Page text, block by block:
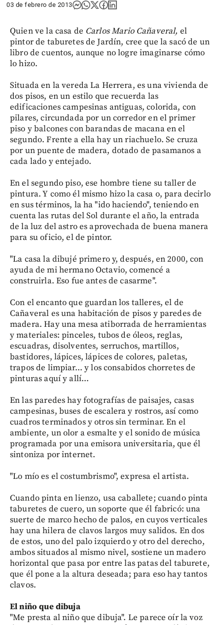
03 de febrero de 2013
Quien ve la casa de Carlos Mario Cañaveral, el
pintor de taburetes de Jardín, cree que la sacó de un
libro de cuentos, aunque no logre imaginarse cómo
lo hizo.
Situada en la vereda La Herrera, es una vivienda de
dos pisos, en un estilo que recuerda las
edificaciones campesinas antiguas, colorida, con
pilares, circundada por un corredor en el primer
piso y balcones con barandas de macana en el
segundo. Frente a ella hay un riachuelo. Se cruza
por un puente de madera, dotado de pasamanos a
cada lado y entejado.
En el segundo piso, ese hombre tiene su taller de
pintura. Y como él mismo hizo la casa o, para decirlo
en sus términos, la ha "ido haciendo", teniendo en
cuenta las rutas del Sol durante el año, la entrada
de la luz del astro es aprovechada de buena manera
para su oficio, el de pintor.
"La casa la dibujé primero y, después, en 2000, con
ayuda de mi hermano Octavio, comencé a
construirla. Eso fue antes de casarme".
Con el encanto que guardan los talleres, el de
Cañaveral es una habitación de pisos y paredes de
madera. Hay una mesa atiborrada de herramientas
y materiales: pinceles, tubos de óleos, reglas,
escuadras, disolventes, serruchos, martillos,
bastidores, lápices, lápices de colores, paletas,
trapos de limpiar... y los consabidos chorretes de
pinturas aquí y allí...
En las paredes hay fotografías de paisajes, casas
campesinas, buses de escalera y rostros, así como
cuadros terminados y otros sin terminar. En el
ambiente, un olor a esmalte y el sonido de música
programada por una emisora universitaria, que él
sintoniza por internet.
"Lo mío es el costumbrismo", expresa el artista.
Cuando pinta en lienzo, usa caballete; cuando pinta
taburetes de cuero, un soporte que él fabricó: una
suerte de marco hecho de palos, en cuyos verticales
hay una hilera de clavos largos muy salidos. En dos
de estos, uno del palo izquierdo y otro del derecho,
ambos situados al mismo nivel, sostiene un madero
horizontal que pasa por entre las patas del taburete,
que él pone a la altura deseada; para eso hay tantos
clavos.
El niño que dibuja
"Me presta al niño que dibuja". Le parece oír la voz